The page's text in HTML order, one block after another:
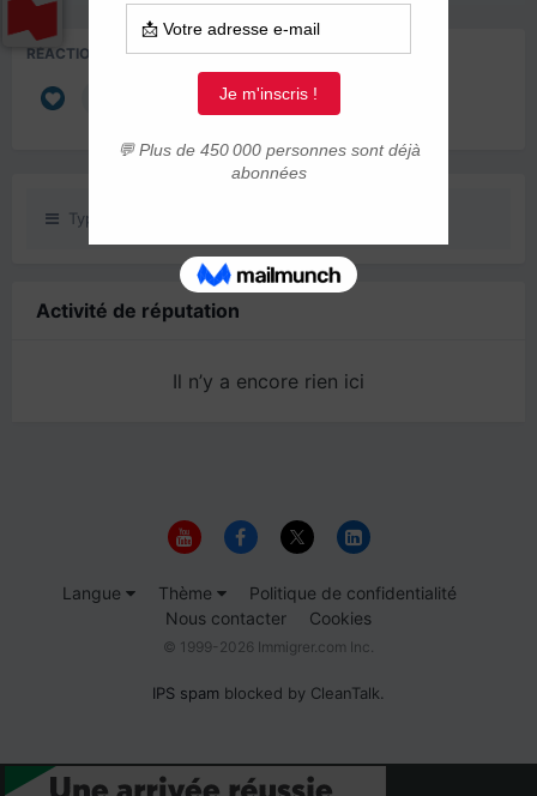
RÉACTIONS DONNÉES
Type de contenu
Activité de réputation
Il n’y a encore rien ici
Langue Thème
Politique de confidentialité
Nous contacter
Cookies
© 1999-2026 Immigrer.com Inc.
IPS spam blocked by CleanTalk.